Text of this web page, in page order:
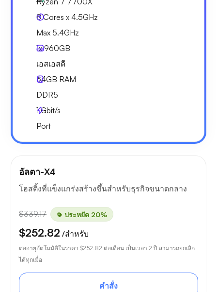
8 Cores x 4.5GHz
Max 5.4GHz
1x960GB
เอสเอสดี
64GB RAM
DDR5
1Gbit/s
Port
อัลตา-X4
โฮสติ้งที่แข็งแกร่งสร้างขึ้นสำหรับธุรกิจขนาดกลาง
$339.17 ประหยัด 20%
$252.82 /สำหรับ
ต่ออายุอัตโนมัติในราคา $252.82 ต่อเดือน เป็นเวลา 2 ปี สามารถยกเลิก
ได้ทุกเมื่อ
คำสั่ง